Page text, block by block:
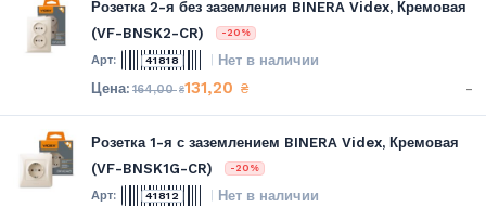
Розетка 2-я без заземления BINERA Videx, Кремовая
(VF-BNSK2-CR)
-20%
41818 Нет в наличии
164,00₴131,20 ₴ -
Розетка 1-я с заземлением BINERA Videx, Кремовая
(VF-BNSK1G-CR)
-20%
41812 Нет в наличии